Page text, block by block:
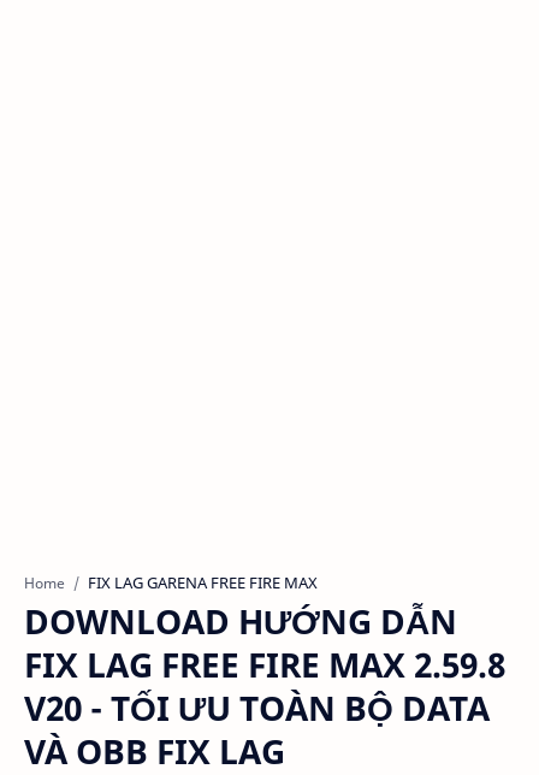
Home FIX LAG GARENA FREE FIRE MAX
DOWNLOAD HƯỚNG DẪN
FIX LAG FREE FIRE MAX 2.59.8
V20 - TỐI ƯU TOÀN BỘ DATA
VÀ OBB FIX LAG